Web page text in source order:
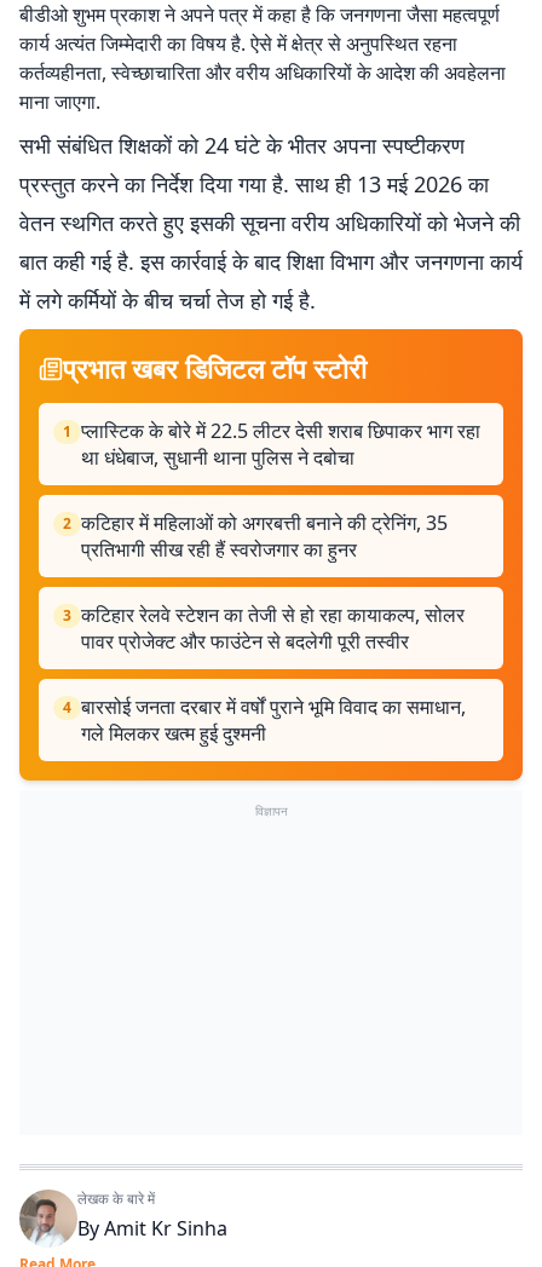
बीडीओ शुभम प्रकाश ने अपने पत्र में कहा है कि जनगणना जैसा महत्वपूर्ण
कार्य अत्यंत जिम्मेदारी का विषय है. ऐसे में क्षेत्र से अनुपस्थित रहना
कर्तव्यहीनता, स्वेच्छाचारिता और वरीय अधिकारियों के आदेश की अवहेलना
माना जाएगा.
सभी संबंधित शिक्षकों को 24 घंटे के भीतर अपना स्पष्टीकरण
प्रस्तुत करने का निर्देश दिया गया है. साथ ही 13 मई 2026 का
वेतन स्थगित करते हुए इसकी सूचना वरीय अधिकारियों को भेजने की
बात कही गई है. इस कार्रवाई के बाद शिक्षा विभाग और जनगणना कार्य
में लगे कर्मियों के बीच चर्चा तेज हो गई है.
प्रभात खबर डिजिटल टॉप स्टोरी
1 प्लास्टिक के बोरे में 22.5 लीटर देसी शराब छिपाकर भाग रहा
था धंधेबाज, सुधानी थाना पुलिस ने दबोचा
2 कटिहार में महिलाओं को अगरबत्ती बनाने की ट्रेनिंग, 35
प्रतिभागी सीख रही हैं स्वरोजगार का हुनर
3 कटिहार रेलवे स्टेशन का तेजी से हो रहा कायाकल्प, सोलर
पावर प्रोजेक्ट और फाउंटेन से बदलेगी पूरी तस्वीर
4 बारसोई जनता दरबार में वर्षों पुराने भूमि विवाद का समाधान,
गले मिलकर खत्म हुई दुश्मनी
विज्ञापन
लेखक के बारे में
ByAmit Kr Sinha